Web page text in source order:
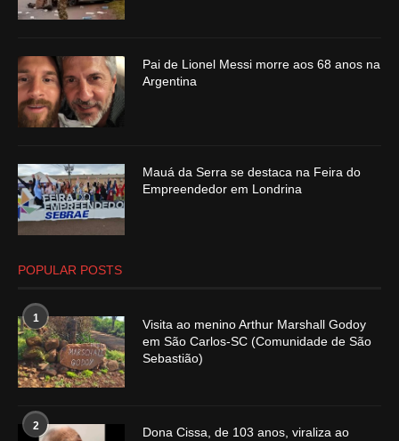
Pai de Lionel Messi morre aos 68 anos na
Argentina
Mauá da Serra se destaca na Feira do
Empreendedor em Londrina
POPULAR POSTS
1
Visita ao menino Arthur Marshall Godoy
em São Carlos-SC (Comunidade de São
Sebastião)
2
Dona Cissa, de 103 anos, viraliza ao